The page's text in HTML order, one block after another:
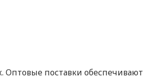
поставки обеспечивают